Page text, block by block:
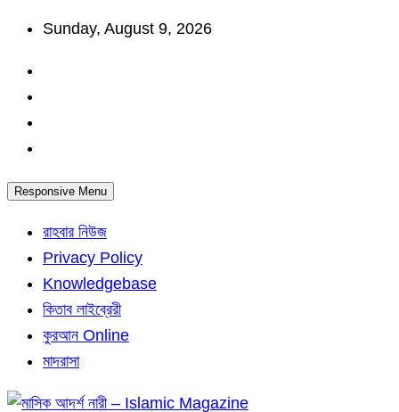
Skip
content
Sunday, August 9, 2026
Responsive Menu
রাহবার নিউজ
Privacy Policy
Knowledgebase
কিতাব লাইব্রেরী
কুরআন Online
মাদরাসা